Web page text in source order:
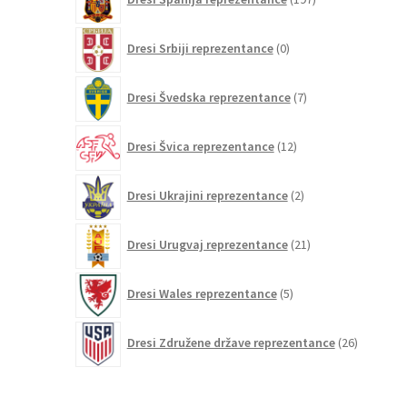
izdelkov
Dresi Srbiji reprezentance 0izdelkov
Dresi Švedska reprezentance 7izdelkov
Dresi Švica reprezentance 12izdelkov
Dresi Ukrajini reprezentance 2izdelka
Dresi Urugvaj reprezentance 21izdelkov
Dresi Wales reprezentance 5izdelkov
Dresi Združene države reprezentance 26izdelkov